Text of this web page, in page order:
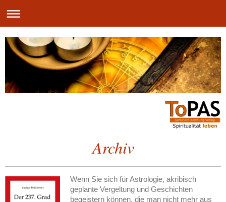
Archiv
Wenn Sie sich für Astrologie, akribisch
geplante Vergeltung und Geschichten
begeistern können, die man nicht mehr aus